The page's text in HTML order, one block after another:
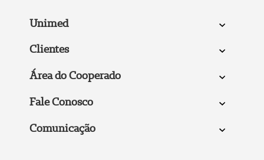
Unimed
Clientes
Área do Cooperado
Fale Conosco
Comunicação